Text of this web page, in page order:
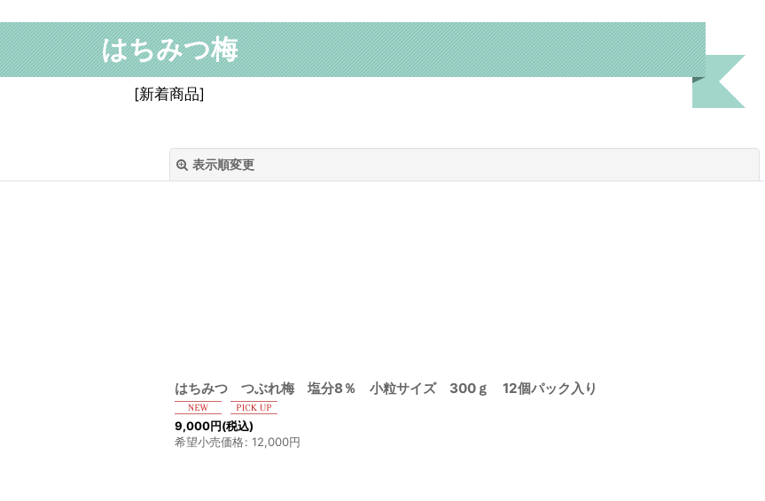
はちみつ梅
[新着商品]
表示順変更
はちみつ つぶれ梅 塩分8％ 小粒サイズ 300ｇ 12個パック入り
9,000円(税込)
希望小売価格: 12,000円